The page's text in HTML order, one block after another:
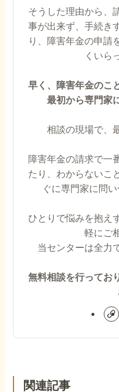
そうした理由から、
事が出来ず、手続き
り、障害年金の申請
くいら
早く、障害年金のこ
最初から専門家
相談の現場で、
障害年金の請求で一
たり、わからないこ
ぐに専門家に問
ひとりで悩みを抱え
軽にご
当センターは全力
無料相談を行ってお
関連記事